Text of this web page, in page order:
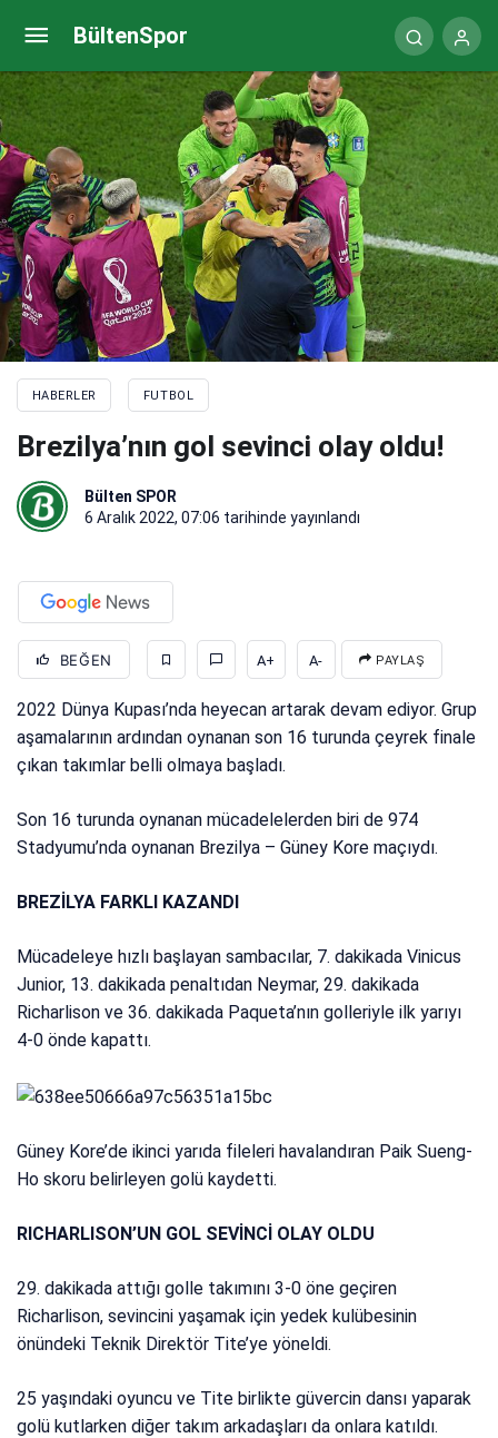
BültenSpor
HABERLER FUTBOL
Brezilya’nın gol sevinci olay oldu!
Bülten SPOR
6 Aralık 2022, 07:06 tarihinde yayınlandı
BEĞEN A+ A- PAYLAŞ
2022 Dünya Kupası’nda heyecan artarak devam ediyor. Grup
aşamalarının ardından oynanan son 16 turunda çeyrek finale
çıkan takımlar belli olmaya başladı.
Son 16 turunda oynanan mücadelelerden biri de 974
Stadyumu’nda oynanan Brezilya – Güney Kore maçıydı.
BREZİLYA FARKLI KAZANDI
Mücadeleye hızlı başlayan sambacılar, 7. dakikada Vinicus
Junior, 13. dakikada penaltıdan Neymar, 29. dakikada
Richarlison ve 36. dakikada Paqueta’nın golleriyle ilk yarıyı
4-0 önde kapattı.
Güney Kore’de ikinci yarıda fileleri havalandıran Paik Sueng-
Ho skoru belirleyen golü kaydetti.
RICHARLISON’UN GOL SEVİNCİ OLAY OLDU
29. dakikada attığı golle takımını 3-0 öne geçiren
Richarlison, sevincini yaşamak için yedek kulübesinin
önündeki Teknik Direktör Tite’ye yöneldi.
25 yaşındaki oyuncu ve Tite birlikte güvercin dansı yaparak
golü kutlarken diğer takım arkadaşları da onlara katıldı.
Kayserispor akademi sorumlusu Şanbay istifa etti